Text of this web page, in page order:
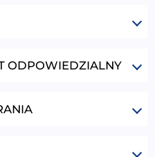
ODPOWIEDZIALNY